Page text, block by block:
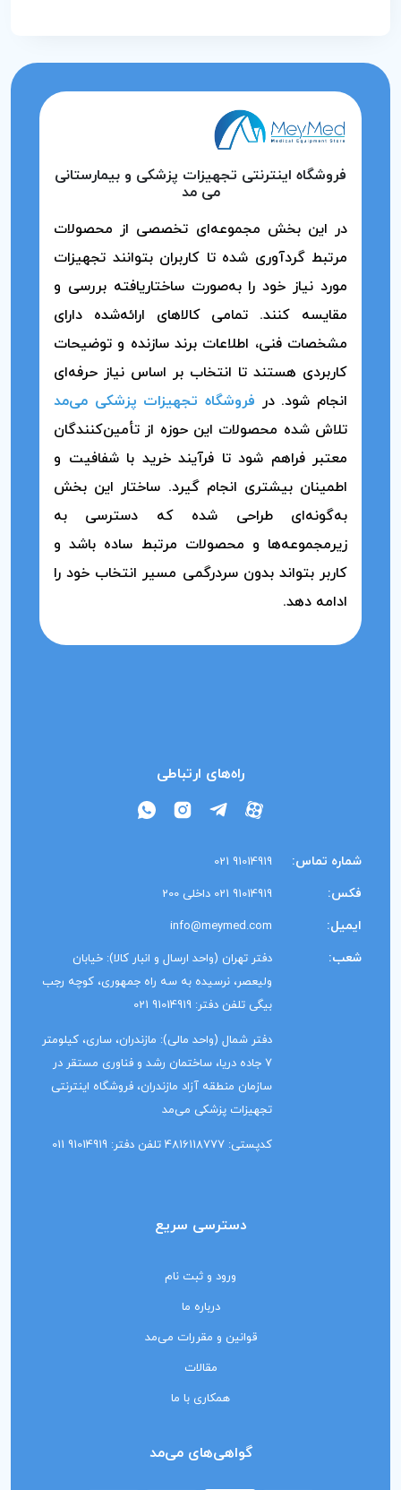
فروشگاه اینترنتی تجهیزات پزشکی و بیمارستانی
می مد
در این بخش مجموعه‌ای تخصصی از محصولات
مرتبط گردآوری شده تا کاربران بتوانند تجهیزات
مورد نیاز خود را به‌صورت ساختاریافته بررسی و
مقایسه کنند. تمامی کالاهای ارائه‌شده دارای
مشخصات فنی، اطلاعات برند سازنده و توضیحات
کاربردی هستند تا انتخاب بر اساس نیاز حرفه‌ای
انجام شود. در فروشگاه تجهیزات پزشکی می‌مد
تلاش شده محصولات این حوزه از تأمین‌کنندگان
معتبر فراهم شود تا فرآیند خرید با شفافیت و
اطمینان بیشتری انجام گیرد. ساختار این بخش
به‌گونه‌ای طراحی شده که دسترسی به
زیرمجموعه‌ها و محصولات مرتبط ساده باشد و
کاربر بتواند بدون سردرگمی مسیر انتخاب خود را
ادامه دهد.
راه‌های ارتباطی
شماره تماس: 91014919 021
فکس: 91014919 021 داخلی 200
ایمیل: info@meymed.com
شعب:
دفتر تهران (واحد ارسال و انبار کالا): خیابان
ولیعصر، نرسیده به سه راه جمهوری، کوچه رجب
بیگی تلفن دفتر: 91014919 021
دفتر شمال (واحد مالی): مازندران، ساری، کیلومتر
7 جاده دریا، ساختمان رشد و فناوری مستقر در
سازمان منطقه آزاد مازندران، فروشگاه اینترنتی
تجهیزات پزشکی می‌مد
کدپستی: 4816118777 تلفن دفتر: 91014919 011
دسترسی سریع
ورود و ثبت نام
درباره ما
قوانین و مقررات می‌مد
مقالات
همکاری با ما
گواهی‌های می‌مد